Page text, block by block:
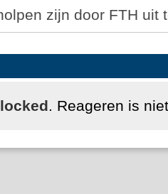
zijn door FTH uit
. Reageren is